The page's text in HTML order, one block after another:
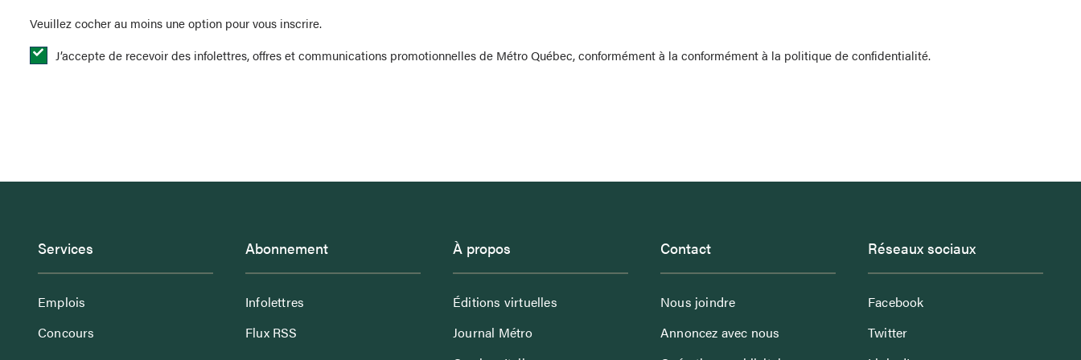
*
Veuillez cocher au moins une option pour vous inscrire.
J’accepte de recevoir des infolettres, offres et communications promotionnelles de Métro Québec, conformément à la conformément à la politique de confidentialité.
Services
Emplois
Concours
Abonnement
Infolettres
Flux RSS
À propos
Éditions virtuelles
Journal Métro
Contact
Nous joindre
Annoncez avec nous
Réseaux sociaux
Facebook
Twitter